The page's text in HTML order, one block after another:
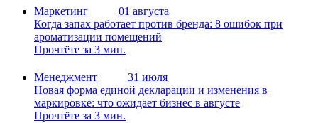
Маркетинг
01 августа
Когда запах работает против бренда: 8 ошибок при
ароматизации помещений
Прочтёте за 3 мин.
Менеджмент
31 июля
Новая форма единой декларации и изменения в
маркировке: что ожидает бизнес в августе
Прочтёте за 3 мин.